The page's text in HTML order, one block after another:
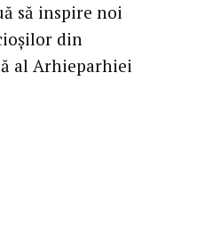
să inspire noi
din
al Arhieparhiei